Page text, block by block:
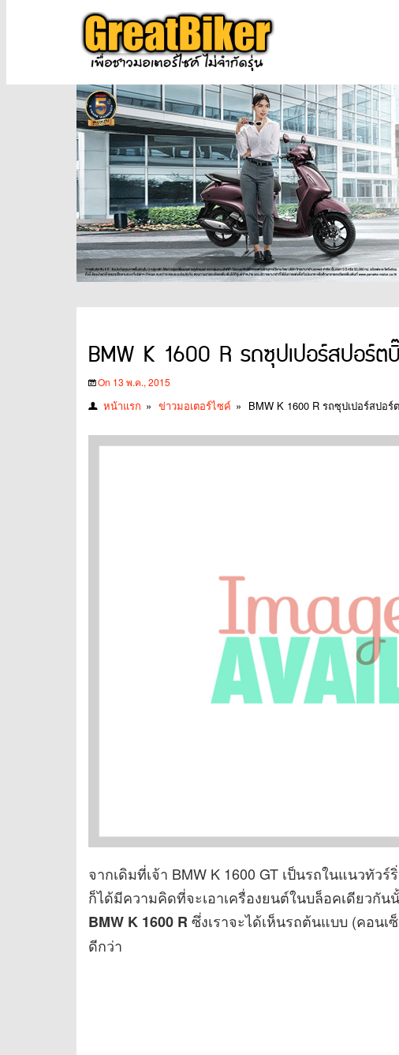
BMW K 1600 R รถซุปเปอร์สปอร์ต
On 13 พ.ค., 2015
หน้าแรก » ข่าวมอเตอร์ไซค์ » BMW K 1600 R รถซุปเปอร์สป
จากเดิมที่เจ้า BMW K 1600 GT เป็นรถในแนวทั
ก็ได้มีความคิดที่จะเอาเครื่องยนต์ในบล็อคเดียวกั
BMW K 1600 R ซึ่งเราจะได้เห็นรถต้นแบบ (คอน
ดีกว่า